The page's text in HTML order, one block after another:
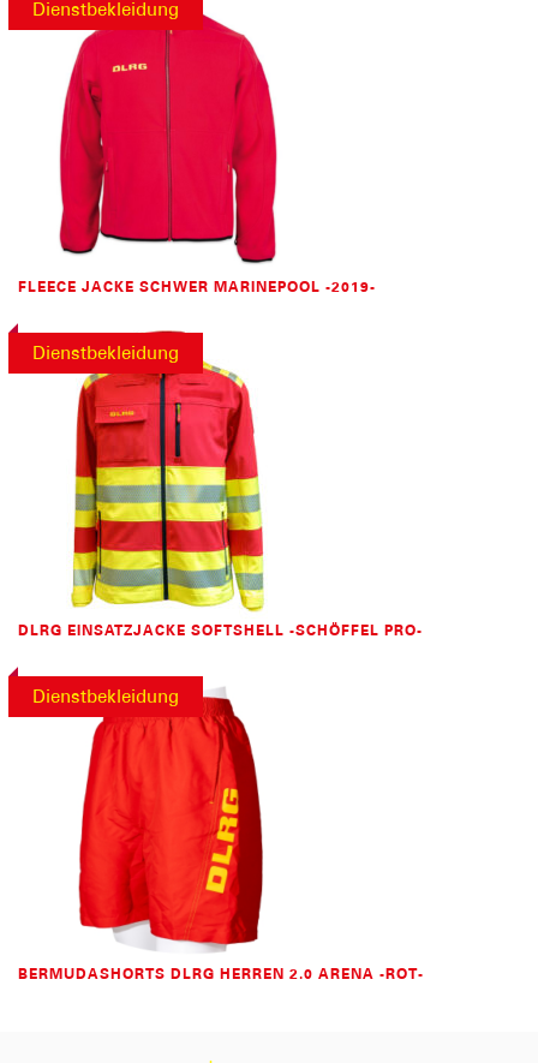
Dienstbekleidung
FLEECE JACKE SCHWER MARINEPOOL -2019-
Dienstbekleidung
DLRG EINSATZJACKE SOFTSHELL -SCHÖFFEL PRO-
Dienstbekleidung
BERMUDASHORTS DLRG HERREN 2.0 ARENA -ROT-